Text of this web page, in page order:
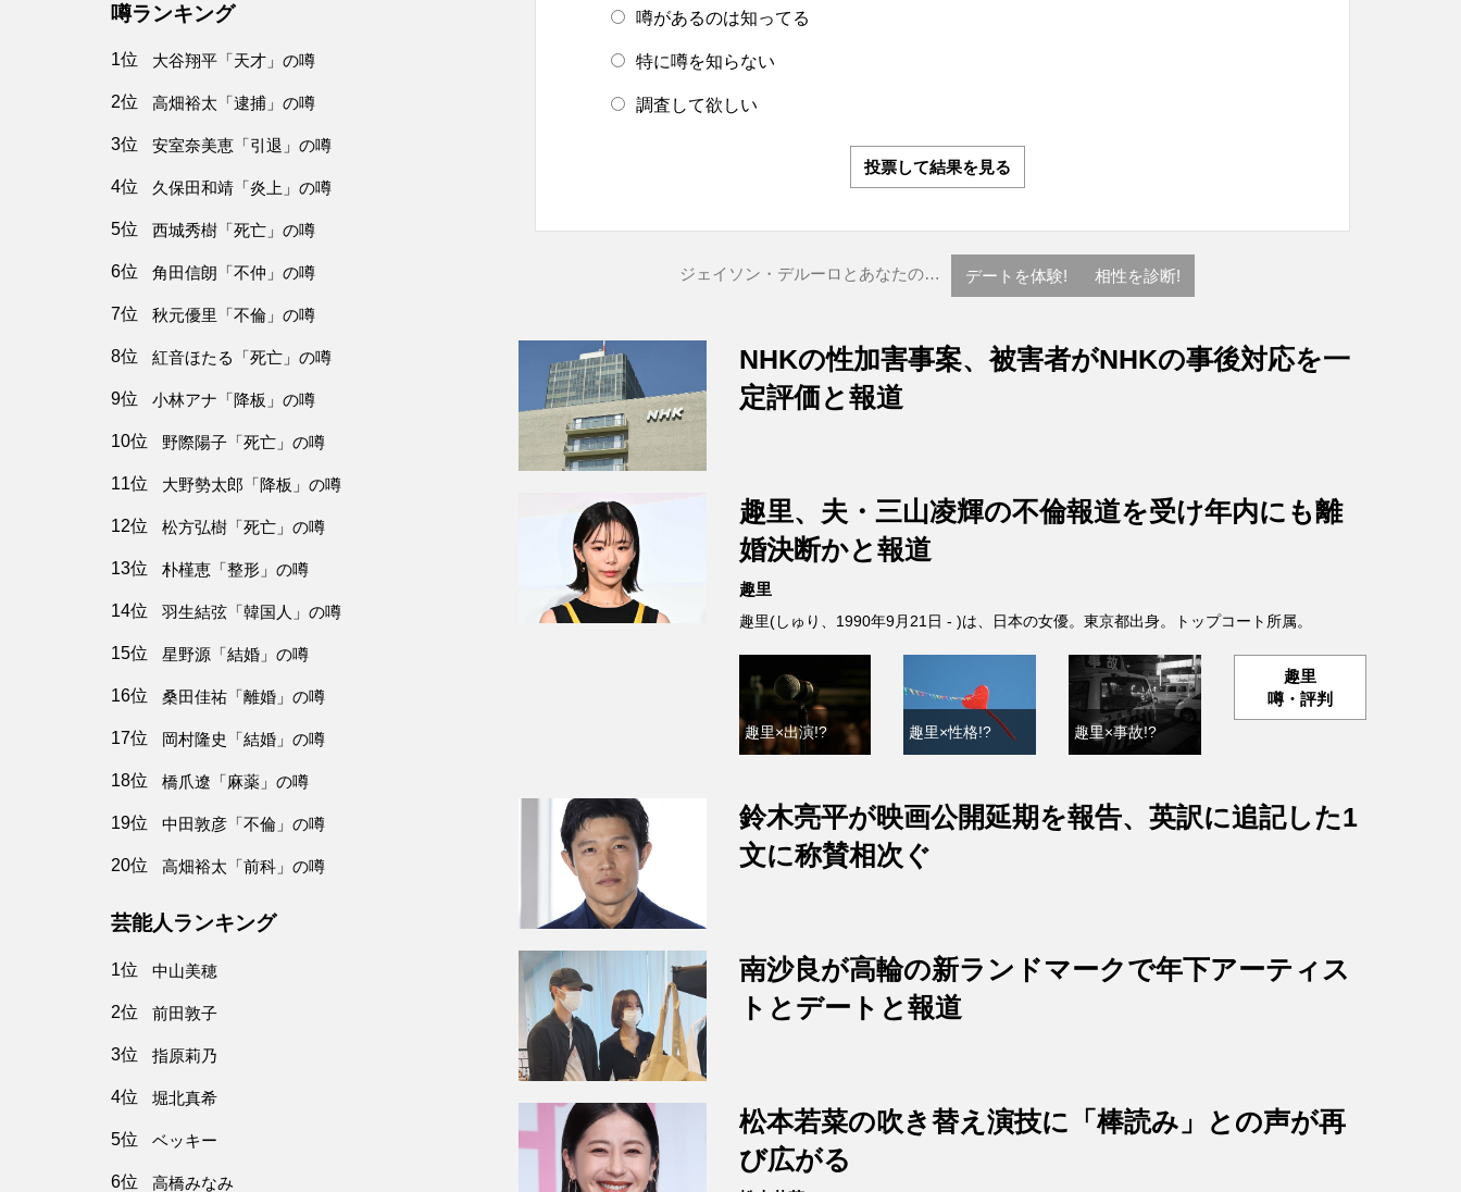
噂があるのは知ってる
特に噂を知らない
調査して欲しい
投票して結果を見る
ジェイソン・デルーロとあなたの… デートを体験! 相性を診断!
NHKの性加害事案、被害者がNHKの事後対応を一
定評価と報道
趣里、夫・三山凌輝の不倫報道を受け年内にも離
婚決断かと報道
趣里
趣里(しゅり、1990年9月21日 - )は、日本の女優。東京都出身。トップコート所属。
趣里×出演!? 趣里×性格!? 趣里×事故!?
趣里
噂・評判
鈴木亮平が映画公開延期を報告、英訳に追記した1
文に称賛相次ぐ
南沙良が高輪の新ランドマークで年下アーティス
トとデートと報道
松本若菜の吹き替え演技に「棒読み」との声が再
び広がる
噂ランキング
1位 大谷翔平「天才」の噂
2位 高畑裕太「逮捕」の噂
3位 安室奈美恵「引退」の噂
4位 久保田和靖「炎上」の噂
5位 西城秀樹「死亡」の噂
6位 角田信朗「不仲」の噂
7位 秋元優里「不倫」の噂
8位 紅音ほたる「死亡」の噂
9位 小林アナ「降板」の噂
10位 野際陽子「死亡」の噂
11位 大野勢太郎「降板」の噂
12位 松方弘樹「死亡」の噂
13位 朴槿恵「整形」の噂
14位 羽生結弦「韓国人」の噂
15位 星野源「結婚」の噂
16位 桑田佳祐「離婚」の噂
17位 岡村隆史「結婚」の噂
18位 橋爪遼「麻薬」の噂
19位 中田敦彦「不倫」の噂
20位 高畑裕太「前科」の噂
芸能人ランキング
1位 中山美穂
2位 前田敦子
3位 指原莉乃
4位 堀北真希
5位 ベッキー
6位 高橋みなみ